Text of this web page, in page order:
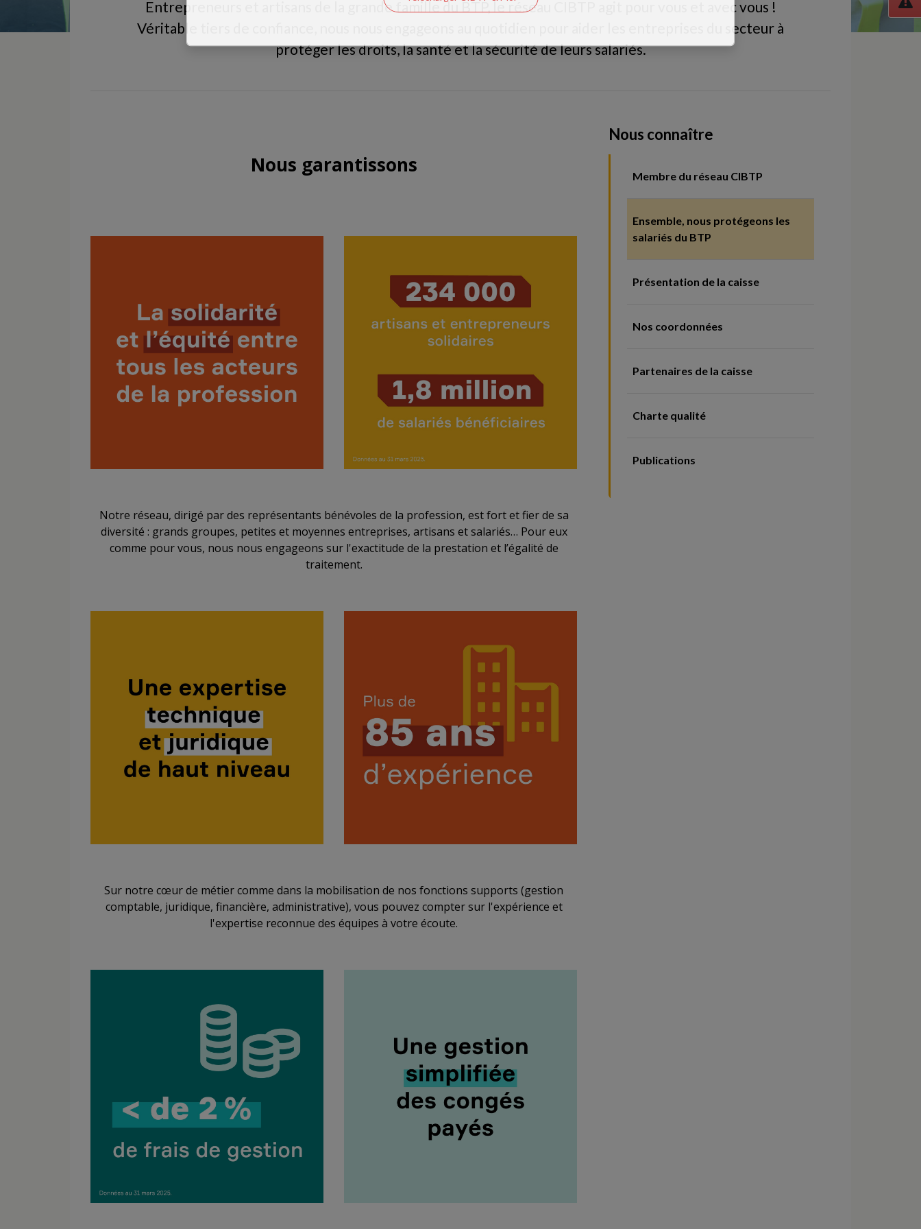
Entrepreneurs et artisans de la grande famille du BTP, le réseau CIBTP agit pour vous et avec vous !
Véritable tiers de confiance, nous nous engageons au quotidien pour aider les entreprises du secteur à
protéger les droits, la santé et la sécurité de leurs salariés.
Nous garantissons
Notre réseau, dirigé par des représentants bénévoles de la profession, est fort et fier de sa
diversité : grands groupes, petites et moyennes entreprises, artisans et salariés… Pour eux
comme pour vous, nous nous engageons sur l'exactitude de la prestation et l’égalité de
traitement.
Sur notre cœur de métier comme dans la mobilisation de nos fonctions supports (gestion
comptable, juridique, financière, administrative), vous pouvez compter sur l'expérience et
l'expertise reconnue des équipes à votre écoute.
Nous connaître
Membre du réseau CIBTP
Ensemble, nous protégeons les
salariés du BTP
Présentation de la caisse
Nos coordonnées
Partenaires de la caisse
Charte qualité
Publications